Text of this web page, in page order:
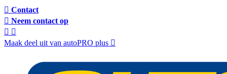
Contact
Neem contact op
Maak deel uit van autoPRO plus